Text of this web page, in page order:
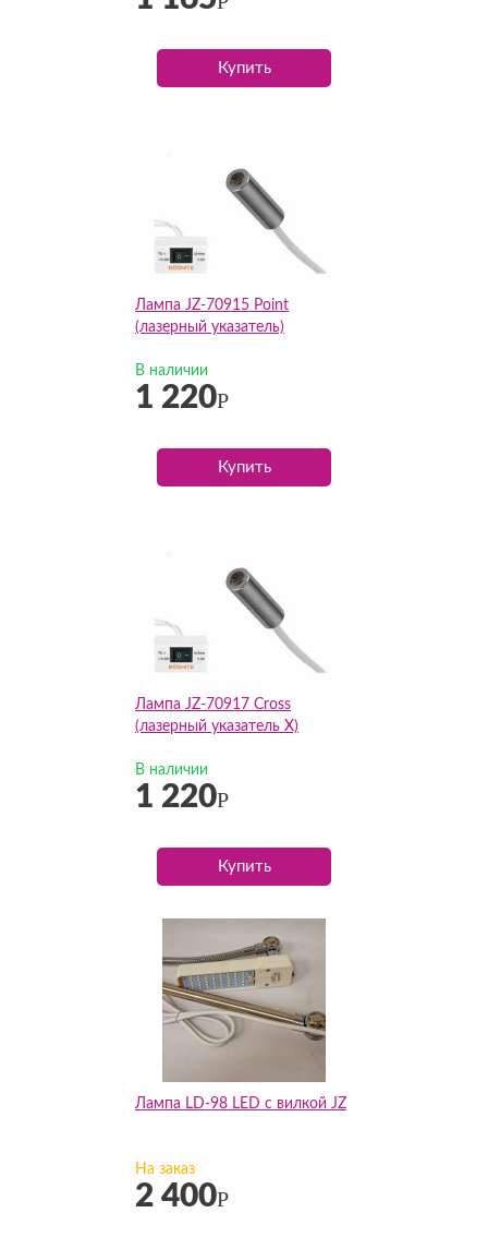
Купить
Лампа JZ-70915 Point
(лазерный указатель)
В наличии
1 220Р
Купить
Лампа JZ-70917 Cross
(лазерный указатель Х)
В наличии
1 220Р
Купить
Лампа LD-98 LED с вилкой JZ
На заказ
2 400Р